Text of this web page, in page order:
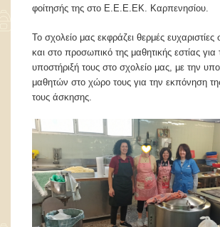
φοίτησής της στο Ε.Ε.Ε.ΕΚ. Καρπενησίου.
Το σχολείο μας εκφράζει θερμές ευχαριστίες
και στο προσωπικό της μαθητικής εστίας για
υποστήριξή τους στο σχολείο μας, με την
μαθητών στο χώρο τους για την εκπόνηση
τους άσκησης.